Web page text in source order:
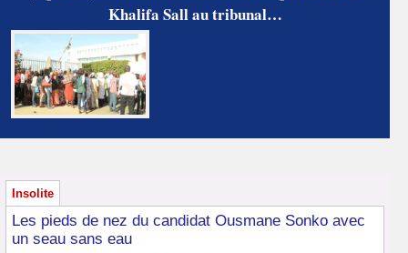
Khalifa Sall au tribunal…
Insolite
Les pieds de nez du candidat Ousmane Sonko avec
un seau sans eau